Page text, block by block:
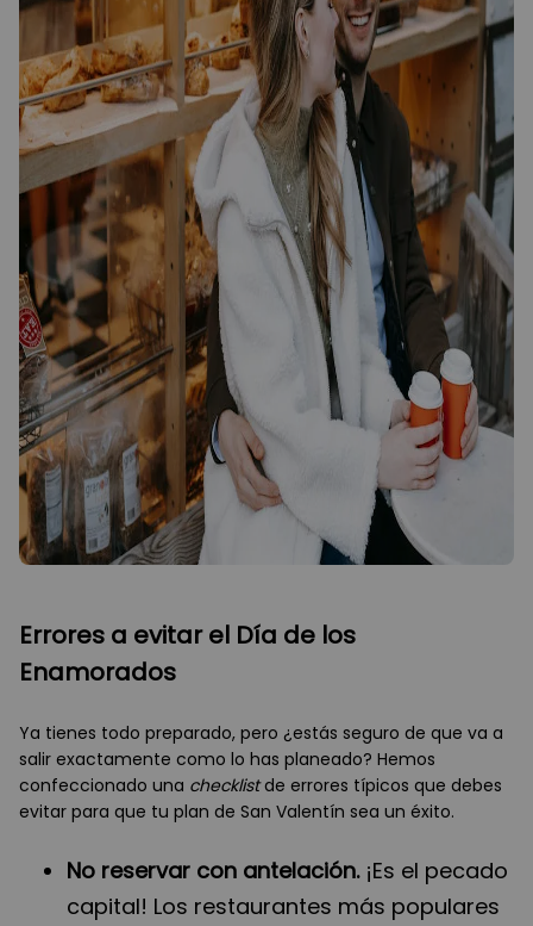
Errores a evitar el Día de los
Enamorados
Ya tienes todo preparado, pero ¿estás seguro de que va a
salir exactamente como lo has planeado? Hemos
confeccionado una checklistde errores típicos que debes
evitar para que tu plan de San Valentín sea un éxito.
No reservar con antelación.¡Es el pecado
capital! Los restaurantes más populares